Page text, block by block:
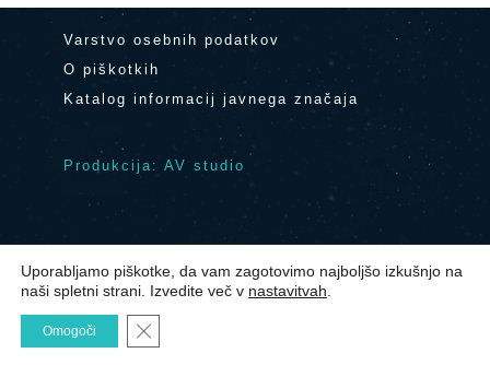
Varstvo osebnih podatkov
O piškotkih
Katalog informacij javnega značaja
Produkcija: AV studio
© 2024 Center Noordung Vitanje| Kontakt
Uporabljamo piškotke, da vam zagotovimo najboljšo izkušnjo na
naši spletni strani. Izvedite več v nastavitvah
Omogoči Close GDPR Cookie Banner